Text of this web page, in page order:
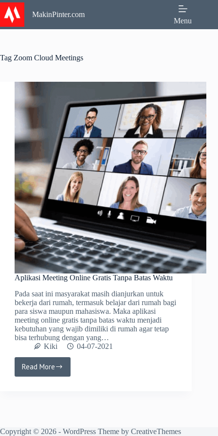
Skip
content
MakinPinter.com
Menu
Tag Zoom Cloud Meetings
Aplikasi Meeting Online Gratis Tanpa Batas Waktu
Pada saat ini masyarakat masih dianjurkan untuk
bekerja dari rumah, termasuk belajar dari rumah bagi
para siswa maupun mahasiswa. Maka aplikasi
meeting online gratis tanpa batas waktu menjadi
kebutuhan yang wajib dimiliki di rumah agar tetap
bisa terhubung dengan yang…
Kiki
04-07-2021
Read More
Aplikasi
Copyright © 2026 - WordPress Theme by CreativeThemes